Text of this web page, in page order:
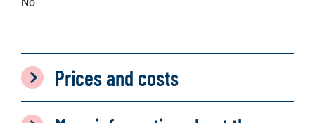
Prices and costs